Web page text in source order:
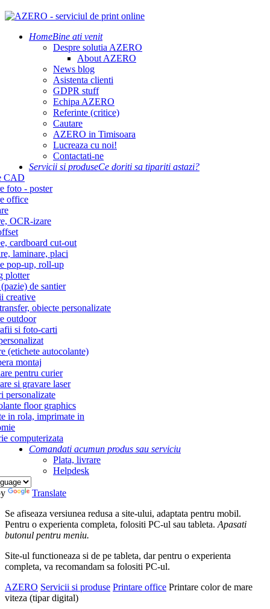
HomeBine ati venit
Despre solutia AZERO
About AZERO
News blog
Asistenta clienti
GDPR stuff
Echipa AZERO
Referinte (critice)
Cautare
AZERO in Timisoara
Lucreaza cu noi!
Contactati-ne
Servicii si produseCe doriti sa tipariti astazi?
CAD
foto - poster
office
OCR-izare
cardboard cut-out
laminare, placi
pop-up, roll-up
plotter
de santier
creative
obiecte personalizate
outdoor
si foto-carti
(etichete autocolante)
montaj
pentru curier
si gravare laser
personalizate
floor graphics
in rola, imprimate in
computerizata
Comandati acumun produs sau serviciu
Plata, livrare
Helpdesk
Translate
Se afiseaza versiunea redusa a site-ului, adaptata pentru mobil.
Pentru o experienta completa, folositi PC-ul sau tableta. Apasati
butonul pentru meniu.
Site-ul functioneaza si de pe tableta, dar pentru o experienta
completa, va recomandam sa folositi PC-ul.
AZERO Servicii si produse Printare office Printare color de mare
viteza (tipar digital)